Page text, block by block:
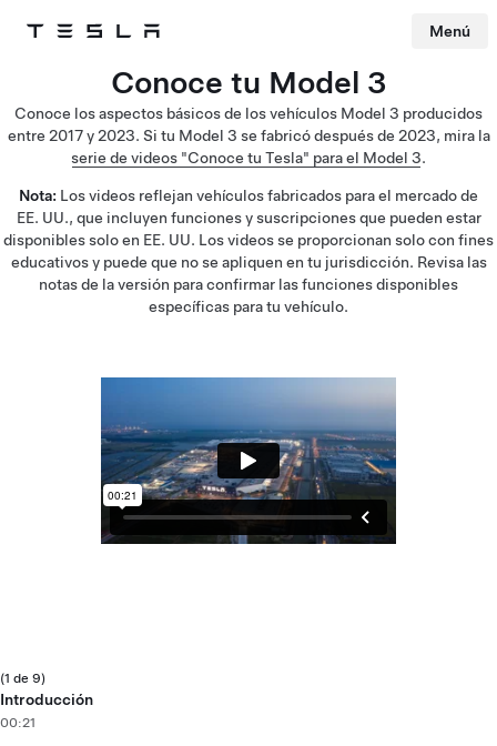
Tesla Menú
Conoce tu Model 3
Conoce los aspectos básicos de los vehículos Model 3 producidos
entre 2017 y 2023. Si tu Model 3 se fabricó después de 2023, mira la
serie de videos "Conoce tu Tesla" para el Model 3.
Nota: Los videos reflejan vehículos fabricados para el mercado de
EE. UU., que incluyen funciones y suscripciones que pueden estar
disponibles solo en EE. UU. Los videos se proporcionan solo con fines
educativos y puede que no se apliquen en tu jurisdicción. Revisa las
notas de la versión para confirmar las funciones disponibles
específicas para tu vehículo.
(1 de 9)
Introducción
00:21